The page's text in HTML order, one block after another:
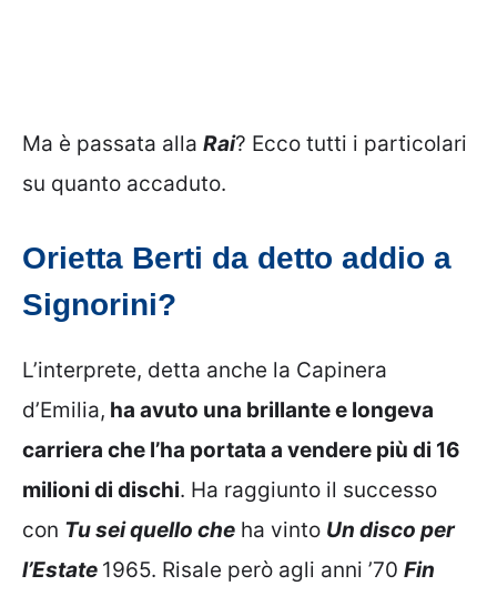
Ma è passata alla Rai? Ecco tutti i particolari
su quanto accaduto.
Orietta Berti da detto addio a
Signorini?
L’interprete, detta anche la Capinera
d’Emilia, ha avuto una brillante e longeva
carriera che l’ha portata a vendere più di 16
milioni di dischi. Ha raggiunto il successo
con Tu sei quello che ha vinto Un disco per
l’Estate 1965. Risale però agli anni ’70 Fin